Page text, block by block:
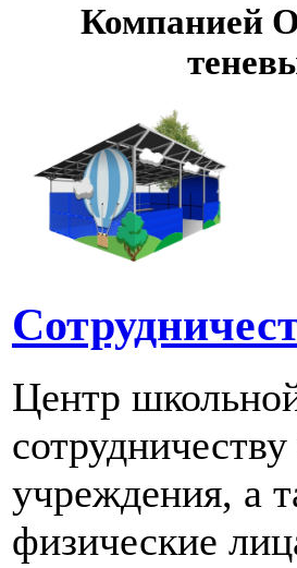
Компанией
Центр
учреждения, а
физические